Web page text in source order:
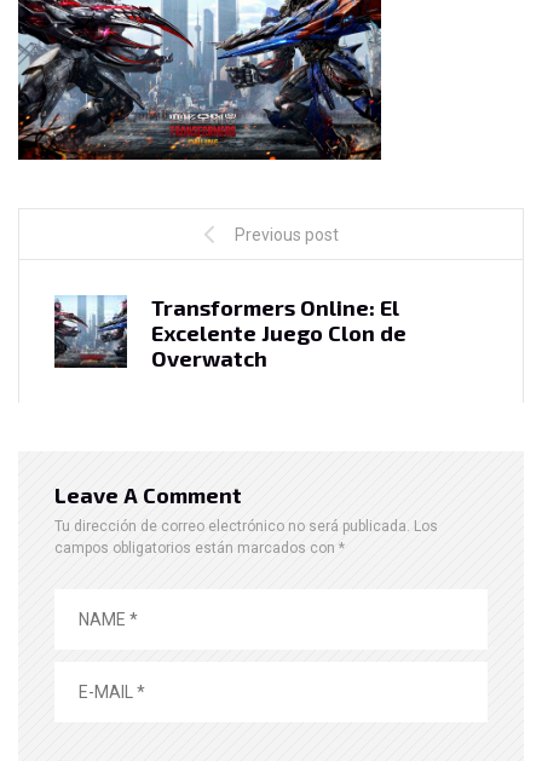
Previous post
Transformers Online: El
Excelente Juego Clon de
Overwatch
Leave A Comment
Tu dirección de correo electrónico no será publicada. Los
campos obligatorios están marcados con *